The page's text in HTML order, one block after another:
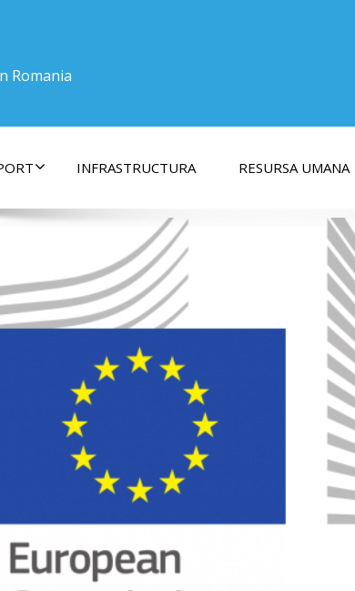
Romania
INFRASTRUCTURA RESURSA UMANA